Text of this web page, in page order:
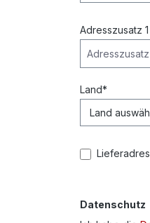
Adresszusatz 1
Land*
Datenschutz